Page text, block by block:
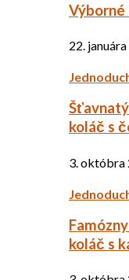
Výborné
22.
koláč s
3. októbra
koláč s